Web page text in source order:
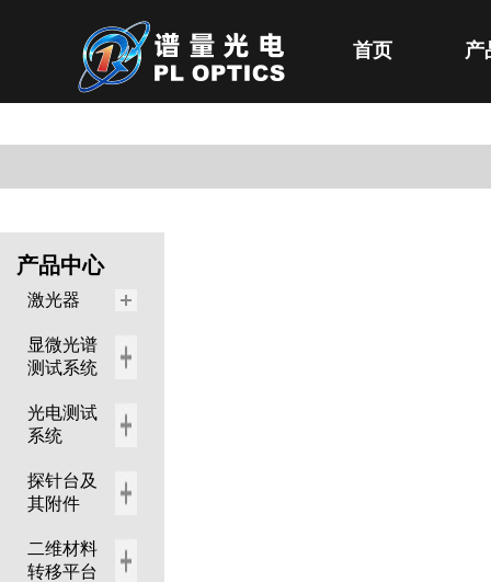
首页 产
产品中心
激光器
显微光谱
测试系统
光电测试
系统
探针台及
其附件
二维材料
转移平台